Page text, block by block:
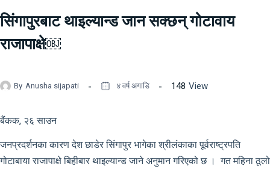
सिंगापुरबाट थाइल्यान्ड जान सक्छन् गोटावाय
राजापाक्षे￼
By Anusha sijapati ४ वर्ष अगाडि 148 View
बैंकक, २६ साउन
जनप्रदर्शनका कारण देश छाडेर सिंगापुर भागेका श्रीलंकाका पूर्वराष्ट्रपति
गोटाबाया राजापाक्षे बिहीबार थाइल्यान्ड जाने अनुमान गरिएको छ । गत महिना ठूलो